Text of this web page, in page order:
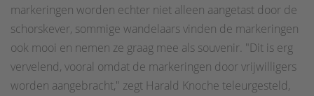
markeringen worden echter niet alleen aangetast door de
schorskever, sommige wandelaars vinden de markeringen
ook mooi en nemen ze graag mee als souvenir. "Dit is erg
vervelend, vooral omdat de markeringen door vrijwilligers
worden aangebracht," zegt Harald Knoche teleurgesteld,